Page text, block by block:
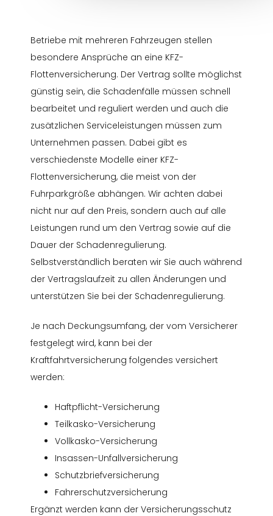
Betriebe mit mehreren Fahrzeugen stellen
besondere Ansprüche an eine KFZ-
Flottenversicherung. Der Vertrag sollte möglichst
günstig sein, die Schadenfälle müssen schnell
bearbeitet und reguliert werden und auch die
zusätzlichen Serviceleistungen müssen zum
Unternehmen passen. Dabei gibt es
verschiedenste Modelle einer KFZ-
Flottenversicherung, die meist von der
Fuhrparkgröße abhängen. Wir achten dabei
nicht nur auf den Preis, sondern auch auf alle
Leistungen rund um den Vertrag sowie auf die
Dauer der Schadenregulierung.
Selbstverständlich beraten wir Sie auch während
der Vertragslaufzeit zu allen Änderungen und
unterstützen Sie bei der Schadenregulierung.
Je nach Deckungsumfang, der vom Versicherer
festgelegt wird, kann bei der
Kraftfahrtversicherung folgendes versichert
werden:
Haftpflicht-Versicherung
Teilkasko-Versicherung
Vollkasko-Versicherung
Insassen-Unfallversicherung
Schutzbriefversicherung
Fahrerschutzversicherung
Ergänzt werden kann der Versicherungsschutz